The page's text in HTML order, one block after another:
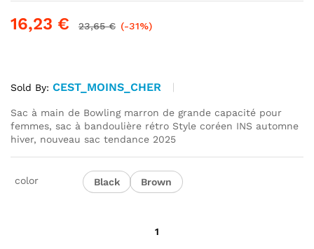
16,23 € 23,65€ (-31%)
Sold By: CEST_MOINS_CHER
Sac à main de Bowling marron de grande capacité pour
femmes, sac à bandoulière rétro Style coréen INS automne
hiver, nouveau sac tendance 2025
color Black Brown